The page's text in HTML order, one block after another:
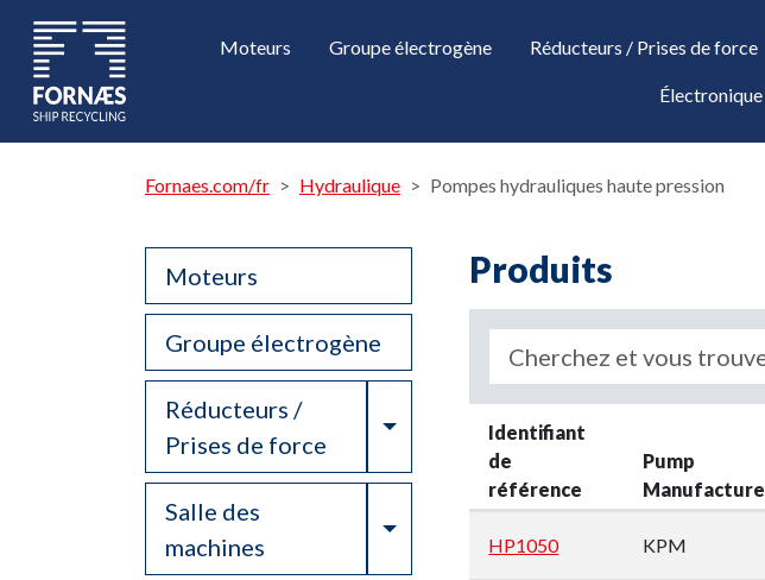
Moteurs Groupe électrogène Réducteurs / Prises de force
Électronique
Fornaes.com/fr Hydraulique Pompes hydrauliques haute pression
Moteurs
Groupe électrogène
Réducteurs /
Prises de force
Toggle Dropdown
Salle des
machines
Toggle Dropdown
Produits
Identifiant
de
référence
Pump
Manufacture
HP1050 KPM